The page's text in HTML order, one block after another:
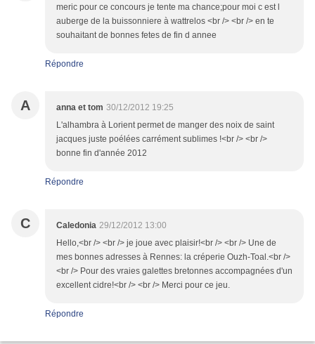
meric pour ce concours je tente ma chance;pour moi c est l
auberge de la buissonniere à wattrelos <br /> <br /> en te
souhaitant de bonnes fetes de fin d annee
Répondre
A anna et tom 30/12/2012 19:25
L'alhambra à Lorient permet de manger des noix de saint
jacques juste poélées carrément sublimes !<br /> <br />
bonne fin d'année 2012
Répondre
C Caledonia 29/12/2012 13:00
Hello,<br /> <br /> je joue avec plaisir!<br /> <br /> Une de
mes bonnes adresses à Rennes: la créperie Ouzh-Toal.<br />
<br /> Pour des vraies galettes bretonnes accompagnées d'un
excellent cidre!<br /> <br /> Merci pour ce jeu.
Répondre